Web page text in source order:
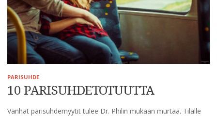
PARISUHDE
10 PARISUHDETOTUUTTA
Vanhat parisuhdemyytit tulee Dr. Philin mukaan murtaa. Tilalle